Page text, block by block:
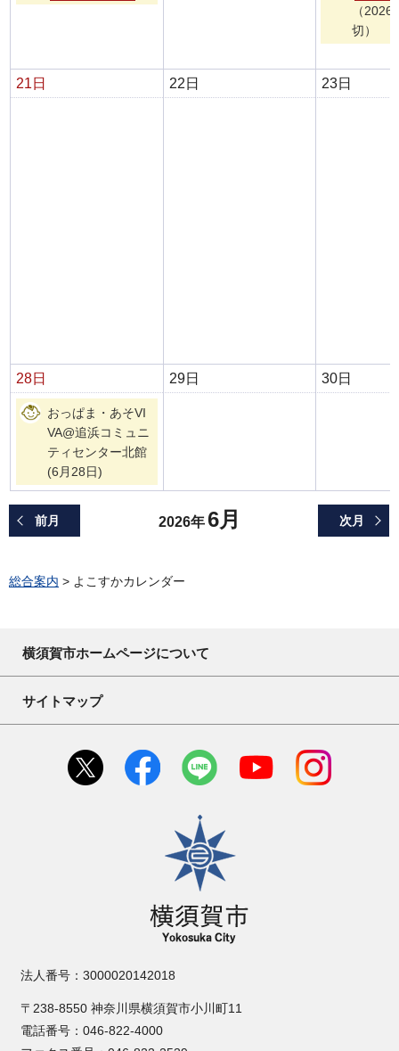
（
切）
21日 22日 23日
28日 29日 30日
おっぱま・あそVI
VA@追浜コミュニ
ティセンター北館
(6月28日)
前月 2026年 6月 次月
総合案内 > よこすかカレンダー
横須賀市ホームページについて
サイトマップ
横須賀市
法人番号：3000020142018
〒238-8550 神奈川県横須賀市小川町11
電話番号：046-822-4000